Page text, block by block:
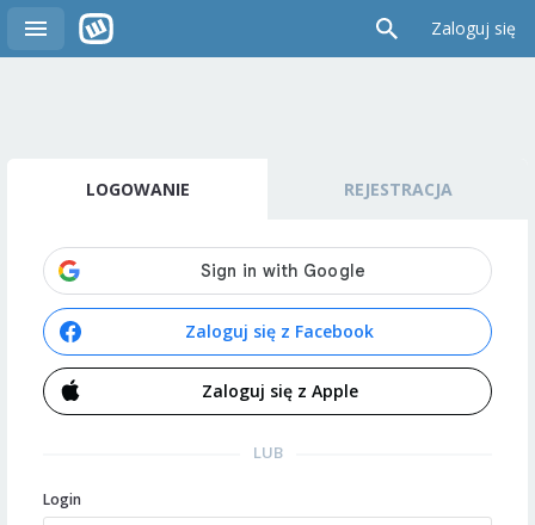
Zaloguj się
LOGOWANIE REJESTRACJA
Zaloguj się z Facebook
Zaloguj się z Apple
LUB
Login